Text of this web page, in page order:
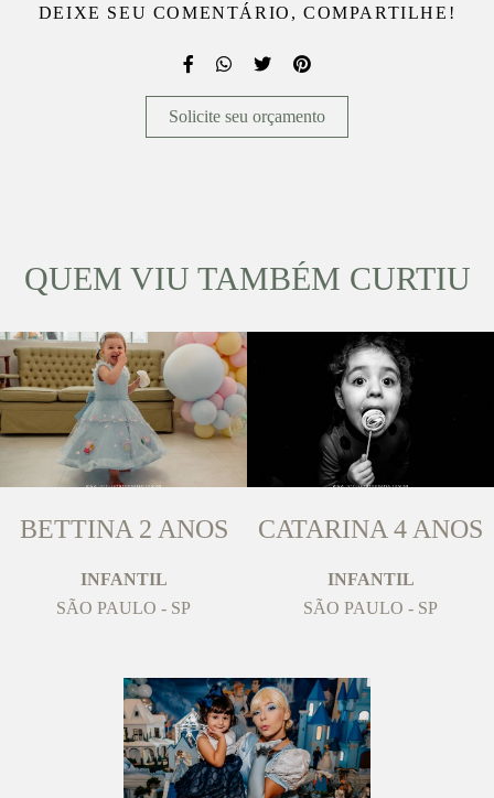
DEIXE SEU COMENTÁRIO, COMPARTILHE!
Solicite seu orçamento
QUEM VIU TAMBÉM CURTIU
BETTINA 2 ANOS
INFANTIL
SÃO PAULO - SP
CATARINA 4 ANOS
INFANTIL
SÃO PAULO - SP